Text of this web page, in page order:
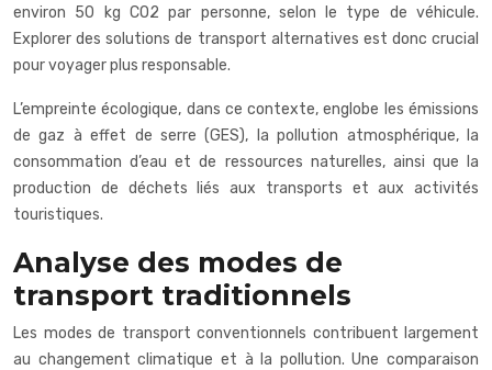
environ 50 kg CO2 par personne, selon le type de véhicule.
Explorer des solutions de transport alternatives est donc crucial
pour voyager plus responsable.
L’empreinte écologique, dans ce contexte, englobe les émissions
de gaz à effet de serre (GES), la pollution atmosphérique, la
consommation d’eau et de ressources naturelles, ainsi que la
production de déchets liés aux transports et aux activités
touristiques.
Analyse des modes de
transport traditionnels
Les modes de transport conventionnels contribuent largement
au changement climatique et à la pollution. Une comparaison